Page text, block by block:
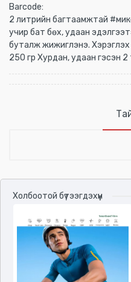
Barcode:
2 литрийн багтаамжтай
учир бат бөх, удаан
буталж жижиглэнэ.
250 гр Хурдан, удаан гэсэн
Холбоотой бүтээгдэхүүн